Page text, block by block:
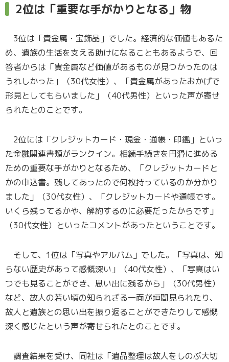
2位は「重要な手がかりとなる」物
3位は「貴金属・宝飾品」でした。経済的な価値もあるた
め、遺族の生活を支える助けになることもあるようで、回
答者からは「貴金属など価値があるものが見つかったのは
うれしかった」（30代女性）、「貴金属があったおかげで
形見としてもらいました」（40代男性）といった声が寄せ
られたとのことです。
2位には「クレジットカード・現金・通帳・印鑑」といっ
た金融関連書類がランクイン。相続手続きを円滑に進める
ための重要な手がかりとなるため、「クレジットカードと
かの申込書。残してあったので何枚持っているのか分かり
ました」（30代女性）、「クレジットカードや通帳です。
いくら残ってるかや、解約するのに必要だったからです」
（30代女性）といったコメントがあったということです。
そして、1位は「写真やアルバム」でした。「写真は、知
らない歴史があって感慨深い」（40代女性）、「写真はい
つでも見ることができ、思い出に残るから」（30代男性）
など、故人の若い頃の知られざる一面が垣間見られたり、
故人と遺族との思い出を振り返ることができたりして感慨
深く感じたという声が寄せられたとのことです。
調査結果を受け、同社は「遺品整理は故人をしのぶ大切